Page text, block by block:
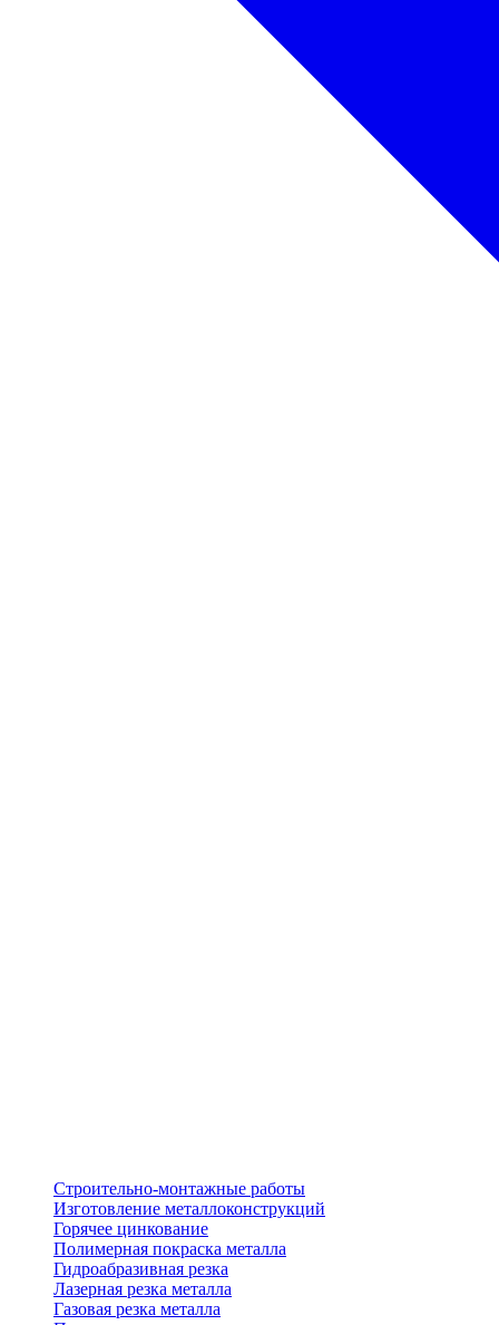
Строительно-монтажные работы
Изготовление металлоконструкций
Горячее цинкование
Полимерная покраска металла
Гидроабразивная резка
Лазерная резка металла
Газовая резка металла